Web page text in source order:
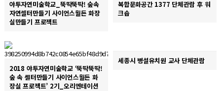
야투자연미술학교_뚝딱뚝딱! 숲속
자연셀터만들기 사이언스월든 화장
실만들기 프로젝트
복합문화공간 1377 단체관람 후 워
크숍
2018 야투자연미술학교 ‘뚝딱뚝딱!
숲 속 셸터만들기 사이언스월든 화
장실 프로젝트’ 2기_오리엔테이션
세종시 병설유치원 교사 단체관람